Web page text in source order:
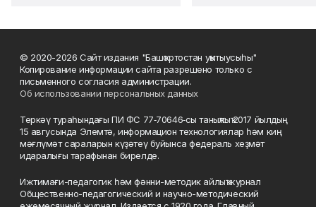
© 2020-2026 Сайт издания "Башҡортостан уҡытыусыһы"
Копирование информации сайта разрешено только с
письменного согласия администрации.
Об использовании персональных данных
Теркәү тураһындағы ПИ ФС 77‑70646‑сы таныҡлыҡ 2017 йылдың
15 авгусында Элемтә, информацион технологиялар һәм киң
мәғлүмәт сараларын күҙәтеү буйынса федераль хеҙмәт
идаралығы тарафынан бирелде.
Ижтимағи-педагогик һәм фәнни-методик айлыҡ журнал
Общественно-педагогический и научно-методический